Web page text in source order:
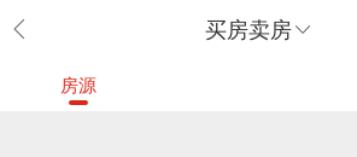
买房卖房
房源